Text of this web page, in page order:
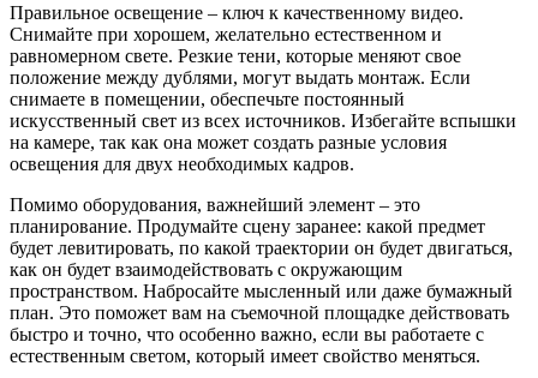
Правильное освещение – ключ к качественному видео.
Снимайте при хорошем, желательно естественном и
равномерном свете. Резкие тени, которые меняют свое
положение между дублями, могут выдать монтаж. Если
снимаете в помещении, обеспечьте постоянный
искусственный свет из всех источников. Избегайте вспышки
на камере, так как она может создать разные условия
освещения для двух необходимых кадров.
Помимо оборудования, важнейший элемент – это
планирование. Продумайте сцену заранее: какой предмет
будет левитировать, по какой траектории он будет двигаться,
как он будет взаимодействовать с окружающим
пространством. Набросайте мысленный или даже бумажный
план. Это поможет вам на съемочной площадке действовать
быстро и точно, что особенно важно, если вы работаете с
естественным светом, который имеет свойство меняться.